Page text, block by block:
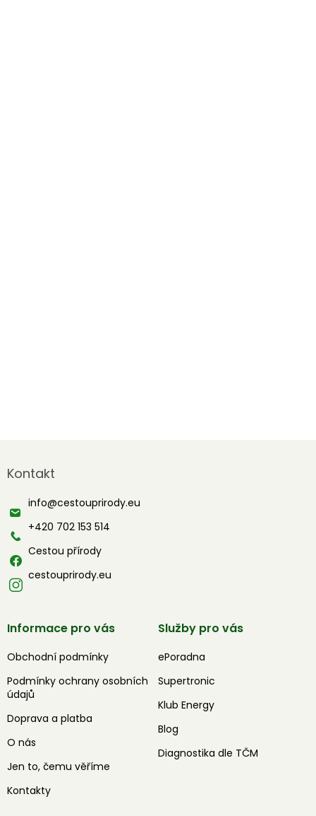
p
t
Kontakt
info@cestouprirody.eu
+420 702 153 514
Cestou přírody
cestouprirody.eu
Informace pro vás
Obchodní podmínky
Podmínky ochrany osobních
údajů
Doprava a platba
O nás
Jen to, čemu věříme
Kontakty
Služby pro vás
ePoradna
Supertronic
Klub Energy
Blog
Diagnostika dle TČM